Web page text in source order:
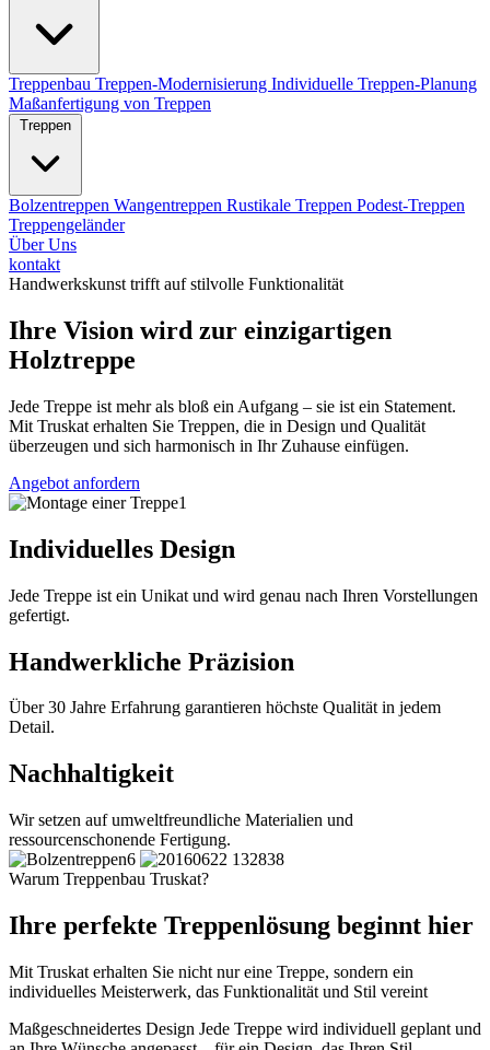
Treppenbau Treppen-Modernisierung Individuelle Treppen-Planung
Maßanfertigung von Treppen
Treppen
Bolzentreppen Wangentreppen Rustikale Treppen Podest-Treppen
Treppengeländer
Über Uns
kontakt
Handwerkskunst trifft auf stilvolle Funktionalität
Ihre Vision wird zur einzigartigen
Holztreppe
Jede Treppe ist mehr als bloß ein Aufgang – sie ist ein Statement.
Mit Truskat erhalten Sie Treppen, die in Design und Qualität
überzeugen und sich harmonisch in Ihr Zuhause einfügen.
Angebot anfordern
Individuelles Design
Jede Treppe ist ein Unikat und wird genau nach Ihren Vorstellungen
gefertigt.
Handwerkliche Präzision
Über 30 Jahre Erfahrung garantieren höchste Qualität in jedem
Detail.
Nachhaltigkeit
Wir setzen auf umweltfreundliche Materialien und
ressourcenschonende Fertigung.
Warum Treppenbau Truskat?
Ihre perfekte Treppenlösung beginnt hier
Mit Truskat erhalten Sie nicht nur eine Treppe, sondern ein
individuelles Meisterwerk, das Funktionalität und Stil vereint
Maßgeschneidertes Design Jede Treppe wird individuell geplant und